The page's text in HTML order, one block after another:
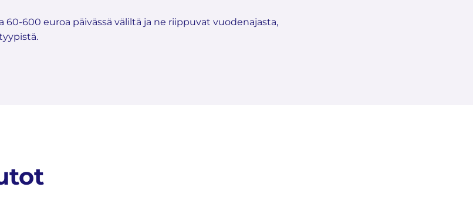
600 euroa päivässä väliltä ja ne riippuvat vuodenajasta,